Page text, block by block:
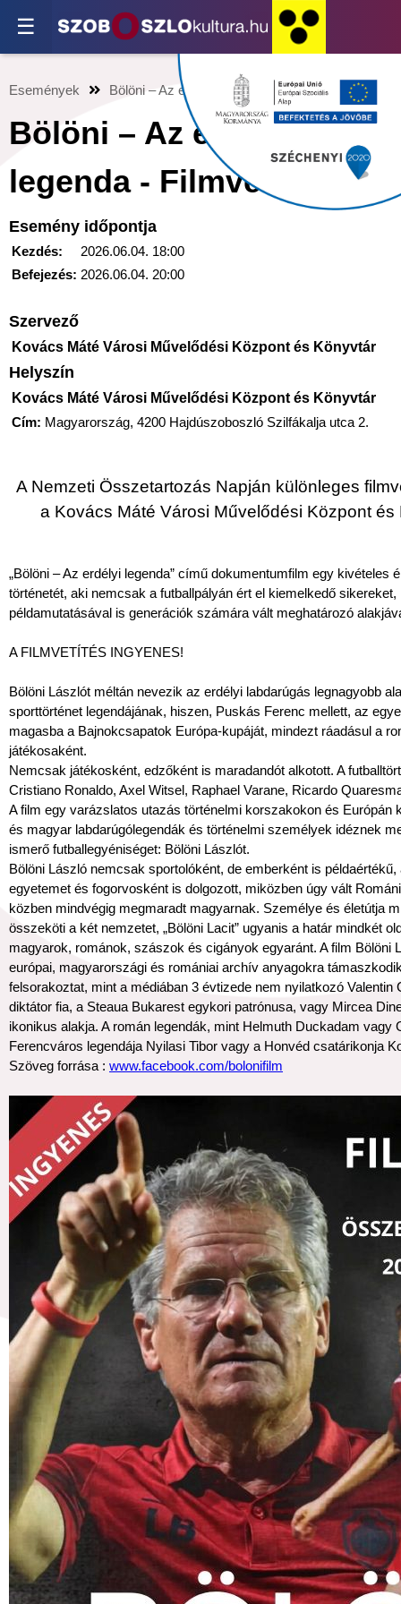
☰
Események Bölöni – Az erdélyi legenda - Filmvetítés
Bölöni – Az erdélyi
legenda - Filmvetítés
Esemény időpontja
Kezdés:
2026.06.04. 18:00
Befejezés: 2026.06.04. 20:00
Szervező
Kovács Máté Városi Művelődési Központ és Könyvtár
Helyszín
Kovács Máté Városi Művelődési Központ és Könyvtár
Cím: Magyarország, 4200 Hajdúszoboszló Szilfákalja utca 2.
A Nemzeti Összetartozás Napján különleges
a Kovács Máté Városi Művelődési Központ
„Bölöni – Az erdélyi legenda” című dokumentumfilm egy kivételes
történetét, aki nemcsak a futballpályán ért el kiemelkedő
példamutatásával is generációk számára vált meghatározó
A FILMVETÍTÉS INGYENES!
Bölöni Lászlót méltán nevezik az erdélyi labdarúgás legnagyobb
sporttörténet legendájának, hiszen, Puskás Ferenc mellett, az
magasba a Bajnokcsapatok Európa-kupáját, mindezt ráadásul a
játékosaként.
Nemcsak játékosként, edzőként is maradandót alkotott. A
Cristiano Ronaldo, Axel Witsel, Raphael Varane, Ricardo
A film egy varázslatos utazás történelmi korszakokon és
és magyar labdarúgólegendák és történelmi személyek idéznek
ismerő futballegyéniséget: Bölöni Lászlót.
Bölöni László nemcsak sportolóként, de emberként is
egyetemet és fogorvosként is dolgozott, miközben úgy vált
közben mindvégig megmaradt magyarnak. Személye és életútja
összeköti a két nemzetet, „Bölöni Lacit” ugyanis a határ mindkét
magyarok, románok, szászok és cigányok egyaránt. A film Bölöni
európai, magyarországi és romániai archív anyagokra
felsorakoztat, mint a médiában 3 évtizede nem nyilatkozó
diktátor fia, a Steaua Bukarest egykori patrónusa, vagy Mircea
ikonikus alakja. A román legendák, mint Helmuth Duckadam vagy
Ferencváros legendája Nyilasi Tibor vagy a Honvéd csatárikonja
Szöveg forrása : www.facebook.com/bolonifilm